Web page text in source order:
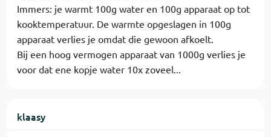
Immers: je warmt 100g water en 100g apparaat op tot
kooktemperatuur. De warmte opgeslagen in 100g
apparaat verlies je omdat die gewoon afkoelt.
Bij een hoog vermogen apparaat van 1000g verlies je
voor dat ene kopje water 10x zoveel...
klaasy